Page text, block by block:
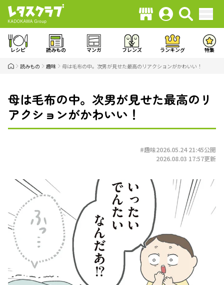
レシピ 読みもの マンガ フレンズ ランキング 特集
読みもの 趣味 母は毛布の中。次男が見せた最高のリアクションがかわいい！
母は毛布の中。次男が見せた最高のリ
アクションがかわいい！
#趣味2026.05.24 21:45公開
2026.08.03 17:57更新